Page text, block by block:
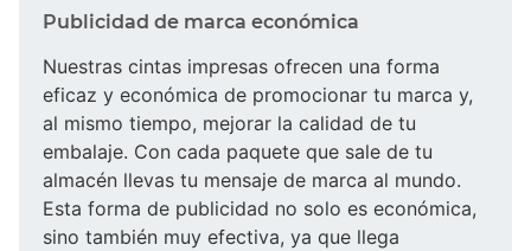
Publicidad de marca económica
Nuestras cintas impresas ofrecen una forma
eficaz y económica de promocionar tu marca y,
al mismo tiempo, mejorar la calidad de tu
embalaje. Con cada paquete que sale de tu
almacén llevas tu mensaje de marca al mundo.
Esta forma de publicidad no solo es económica,
sino también muy efectiva, ya que llega